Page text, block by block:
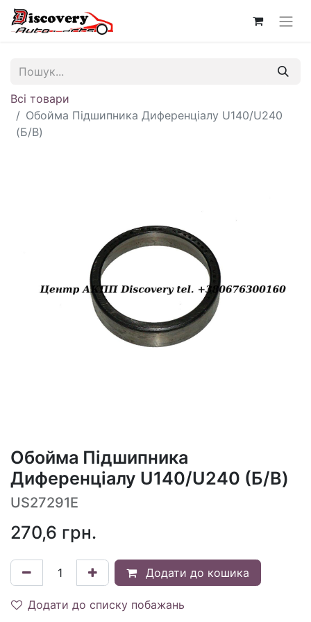
Всі товари
Обойма Підшипника Диференціалу U140/U240
(Б/В)
Обойма Підшипника
Диференціалу U140/U240 (Б/В)
US27291E
270,6 грн.
Додати до кошика
Додати до списку побажань